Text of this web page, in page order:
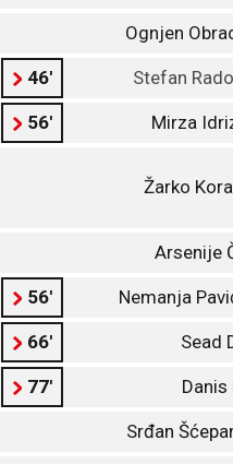
Ognjen
46' Stefan
56' Mirza
Žarko
Arsenije
56' Nemanja
66' Sead
77' Danis
Srđan